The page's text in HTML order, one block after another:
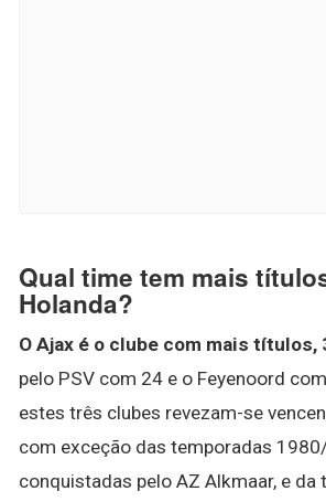
Qual time tem mais
Holanda?
O Ajax é o clube com mais títulos,
pelo PSV com 24 e o Feyenoord
estes três clubes revezam-se
com exceção das temporadas
conquistadas pelo AZ Alkmaar, e da